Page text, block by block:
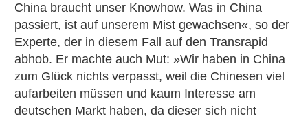
China braucht unser Knowhow. Was in China
passiert, ist auf unserem Mist gewachsen«, so der
Experte, der in diesem Fall auf den Transrapid
abhob. Er machte auch Mut: »Wir haben in China
zum Glück nichts verpasst, weil die Chinesen viel
aufarbeiten müssen und kaum Interesse am
deutschen Markt haben, da dieser sich nicht